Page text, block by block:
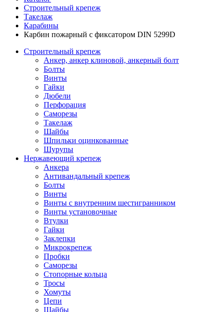
Строительный крепеж
Такелаж
Карабины
Карбин пожарный с фиксатором DIN 5299D
Строительный крепеж
Анкер, анкер клиновой, анкерный болт
Болты
Винты
Гайки
Дюбели
Перфорация
Саморезы
Такелаж
Шайбы
Шпильки оцинкованные
Шурупы
Нержавеющий крепеж
Анкера
Антивандальный крепеж
Болты
Винты
Винты с внутренним шестигранником
Винты установочные
Втулки
Гайки
Заклепки
Микрокрепеж
Пробки
Саморезы
Стопорные кольца
Тросы
Хомуты
Цепи
Шайбы